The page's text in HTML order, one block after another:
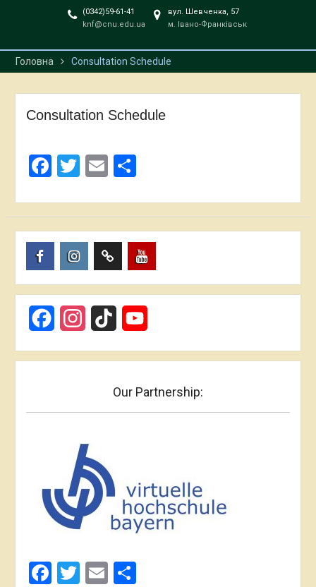
(0342)59-61-41
knf@cnu.edu.ua
вул. Шевченка, 57
м. Івано-Франківськ
Головна Consultation Schedule
Consultation Schedule
Facebook
Twitter
EmailShare
меню
меню
меню
меню
FacebookInstagramTikTok
Our Partnership:
Facebook
Twitter
EmailShare